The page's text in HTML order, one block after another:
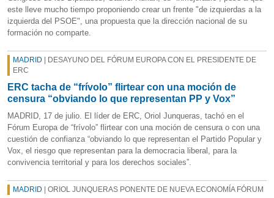
este lleve mucho tiempo proponiendo crear un frente "de izquierdas a la
izquierda del PSOE", una propuesta que la dirección nacional de su
formación no comparte.
MADRID | DESAYUNO DEL FÓRUM EUROPA CON EL PRESIDENTE DE
ERC
ERC tacha de “frívolo” flirtear con una moción de
censura “obviando lo que representan PP y Vox”
MADRID, 17 de julio. El líder de ERC, Oriol Junqueras, tachó en el
Fórum Europa de “frívolo” flirtear con una moción de censura o con una
cuestión de confianza “obviando lo que representan el Partido Popular y
Vox, el riesgo que representan para la democracia liberal, para la
convivencia territorial y para los derechos sociales”.
MADRID | ORIOL JUNQUERAS PONENTE DE NUEVA ECONOMÍA FÓRUM